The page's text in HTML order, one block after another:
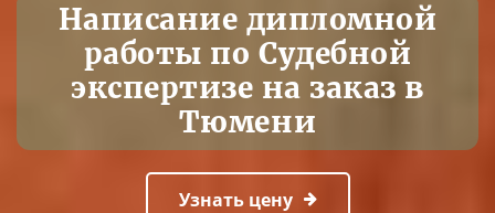
Написание дипломной
работы по Судебной
экспертизе на заказ в
Тюмени
Узнать цену